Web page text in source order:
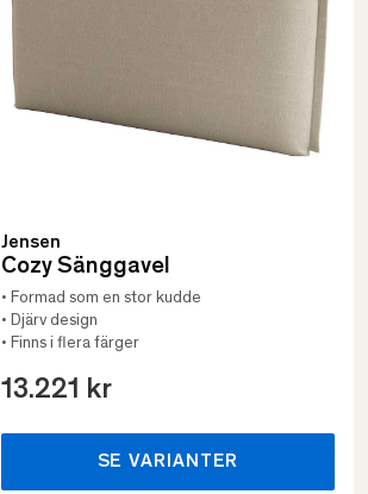
Jensen
Cozy Sänggavel
• Formad som en stor kudde
• Djärv design
• Finns i flera färger
13.221 kr
SE VARIANTER